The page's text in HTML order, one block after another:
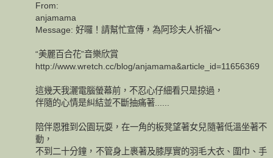
From:
anjamama
Message: 好囉！請幫忙宣傳，為阿珍夫人祈福～
“美麗百合花”音樂欣賞
http://www.wretch.cc/blog/anjamama&article_id=11656369
這幾天我灑電腦螢幕前，不忍心仔細看只是掠過，
伴隨的心情是糾結並不斷抽痛著......
陪伴恩雅到公園玩耍，在一角的板凳望著女兒隨著低溫坐著不
動，
不到二十分鐘，不管身上裹著及膝厚實的羽毛大衣、圍巾、手